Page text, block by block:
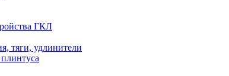
ГКЛ
тяги, удлинители